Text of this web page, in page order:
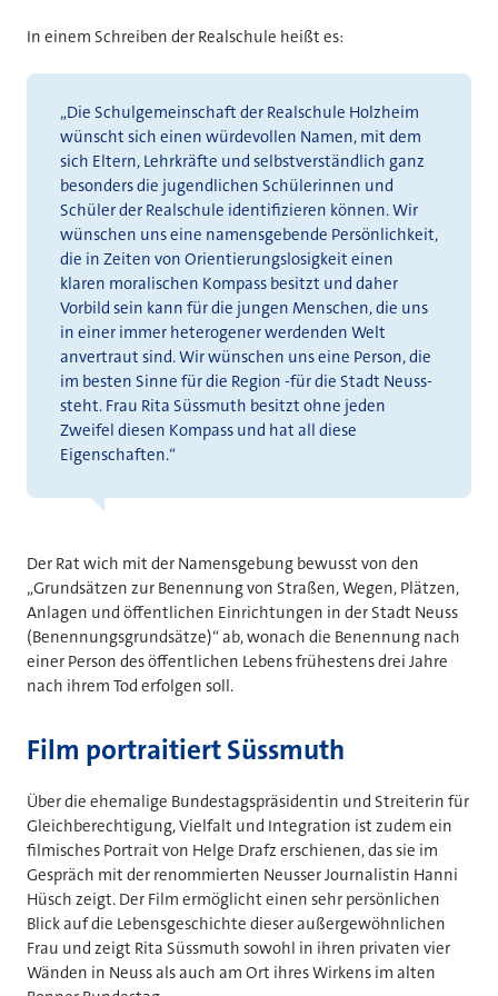
In einem Schreiben der Realschule heißt es:
„Die Schulgemeinschaft der Realschule Holzheim
wünscht sich einen würdevollen Namen, mit dem
sich Eltern, Lehrkräfte und selbstverständlich ganz
besonders die jugendlichen Schülerinnen und
Schüler der Realschule identifizieren können. Wir
wünschen uns eine namensgebende Persönlichkeit,
die in Zeiten von Orientierungslosigkeit einen
klaren moralischen Kompass besitzt und daher
Vorbild sein kann für die jungen Menschen, die uns
in einer immer heterogener werdenden Welt
anvertraut sind. Wir wünschen uns eine Person, die
im besten Sinne für die Region -für die Stadt Neuss-
steht. Frau Rita Süssmuth besitzt ohne jeden
Zweifel diesen Kompass und hat all diese
Eigenschaften.“
Der Rat wich mit der Namensgebung bewusst von den
„Grundsätzen zur Benennung von Straßen, Wegen, Plätzen,
Anlagen und öffentlichen Einrichtungen in der Stadt Neuss
(Benennungsgrundsätze)“ ab, wonach die Benennung nach
einer Person des öffentlichen Lebens frühestens drei Jahre
nach ihrem Tod erfolgen soll.
Film portraitiert Süssmuth
Über die ehemalige Bundestagspräsidentin und Streiterin für
Gleichberechtigung, Vielfalt und Integration ist zudem ein
filmisches Portrait von Helge Drafz erschienen, das sie im
Gespräch mit der renommierten Neusser Journalistin Hanni
Hüsch zeigt. Der Film ermöglicht einen sehr persönlichen
Blick auf die Lebensgeschichte dieser außergewöhnlichen
Frau und zeigt Rita Süssmuth sowohl in ihren privaten vier
Wänden in Neuss als auch am Ort ihres Wirkens im alten